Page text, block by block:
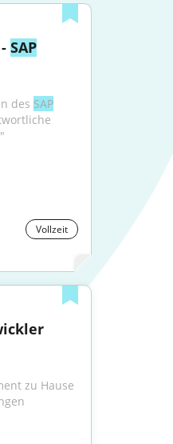
SAP
des SAP
Vollzeit
zu Hause